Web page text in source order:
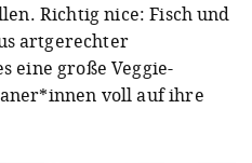
Richtig nice: Fisch und
artgerechter
eine große Veggie-
voll auf ihre